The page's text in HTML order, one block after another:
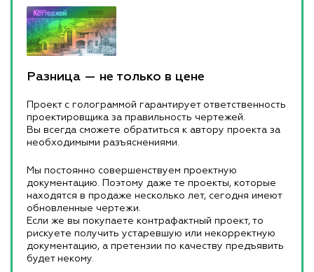
Разница — не только в цене
Проект с голограммой гарантирует ответственность
проектировщика за правильность чертежей.
Вы всегда сможете обратиться к автору проекта за
необходимыми разъяснениями.
Мы постоянно совершенствуем проектную
документацию. Поэтому даже те проекты, которые
находятся в продаже несколько лет, сегодня имеют
обновленные чертежи.
Если же вы покупаете контрафактный проект, то
рискуете получить устаревшую или некорректную
документацию, а претензии по качеству предъявить
будет некому.